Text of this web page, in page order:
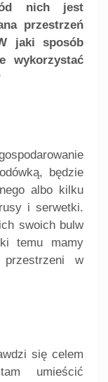
nich jest
przestrzeń
jaki sposób
wykorzystać
będzie
albo kilku
i serwetki.
swoich bulw
temu mamy
przestrzeni w
się celem
umieścić